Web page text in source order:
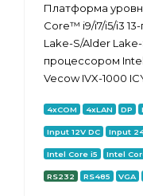
Платформа
Core™ i9/i7/i5/i3
Lake-S/Alder
процессором
Vecow IVX-1000
4xCOM 4xLAN DP
Input 12V DC Input
Intel Core i5 Intel
RS232 RS485 VGA